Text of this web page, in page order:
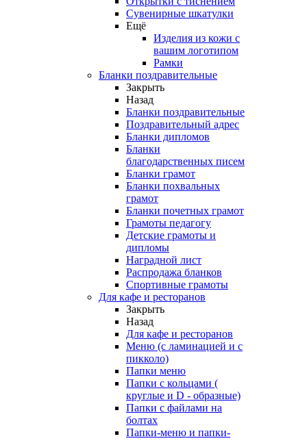
Сувенирные шкатулки
Ещё
Изделия из кожи с
вашим логотипом
Рамки
Бланки поздравительные
Закрыть
Назад
Бланки поздравительные
Поздравительный адрес
Бланки дипломов
Бланки
благодарственных писем
Бланки грамот
Бланки похвальных
грамот
Бланки почетных грамот
Грамоты педагогу
Детские грамоты и
дипломы
Наградной лист
Распродажа бланков
Спортивные грамоты
Для кафе и ресторанов
Закрыть
Назад
Для кафе и ресторанов
Меню (с ламинацией и с
пикколо)
Папки меню
Папки с кольцами (
круглые и D - образные)
Папки с файлами на
болтах
Папки-меню и папки-